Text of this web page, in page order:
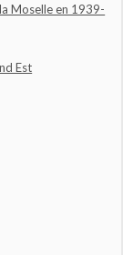
Moselle en 1939-
Est